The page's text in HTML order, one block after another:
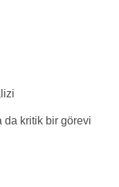
da kritik bir görevi